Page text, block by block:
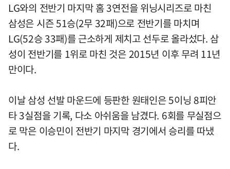
LG와의 전반기 마지막 홈 3연전을 위닝시리즈로 마친
삼성은 시즌 51승(2무 32패)으로 전반기를 마치며
LG(52승 33패)를 근소하게 제치고 선두로 올라섰다. 삼
성이 전반기를 1위로 마친 것은 2015년 이후 무려 11년
만이다.
이날 삼성 선발 마운드에 등판한 원태인은 5이닝 8피안
타 3실점을 기록, 다소 아쉬움을 남겼다. 6회를 무실점으
로 막은 이승민이 전반기 마지막 경기에서 승리를 따냈
다.